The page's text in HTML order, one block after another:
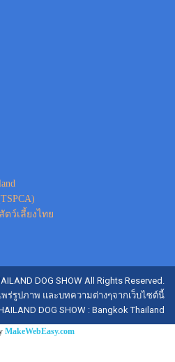
ว์เลี้ยงไทย
DOG SHOW All Rights Reserved.
ร่รูปภาพ และบทความต่างๆจากเว็บไซต์นี้
DOG SHOW : Bangkok Thailand
MakeWebEasy.com